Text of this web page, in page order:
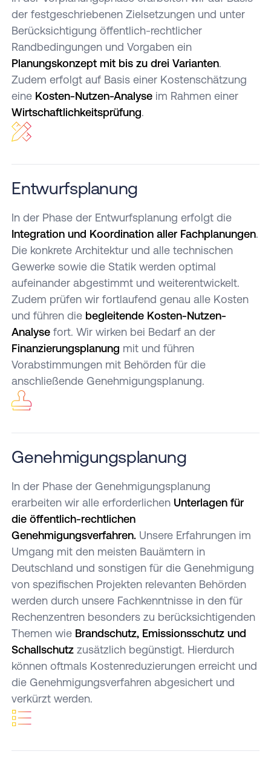
der festgeschriebenen Zielsetzungen und unter
Berücksichtigung öffentlich-rechtlicher
Randbedingungen und Vorgaben ein
Planungskonzept mit bis zu drei Varianten.
Zudem erfolgt auf Basis einer Kostenschätzung
eine Kosten-Nutzen-Analyse im Rahmen einer
Wirtschaftlichkeitsprüfung.
Entwurfsplanung
In der Phase der Entwurfsplanung erfolgt die
Integration und Koordination aller Fachplanungen.
Die konkrete Architektur und alle technischen
Gewerke sowie die Statik werden optimal
aufeinander abgestimmt und weiterentwickelt.
Zudem prüfen wir fortlaufend genau alle Kosten
und führen die begleitende Kosten-Nutzen-
Analyse fort. Wir wirken bei Bedarf an der
Finanzierungsplanung mit und führen
Vorabstimmungen mit Behörden für die
anschließende Genehmigungsplanung.
Genehmigungsplanung
In der Phase der Genehmigungsplanung
erarbeiten wir alle erforderlichen Unterlagen für
die öffentlich-rechtlichen
Genehmigungsverfahren. Unsere Erfahrungen im
Umgang mit den meisten Bauämtern in
Deutschland und sonstigen für die Genehmigung
von spezifischen Projekten relevanten Behörden
werden durch unsere Fachkenntnisse in den für
Rechenzentren besonders zu berücksichtigenden
Themen wie Brandschutz, Emissionsschutz und
Schallschutz zusätzlich begünstigt. Hierdurch
können oftmals Kostenreduzierungen erreicht und
die Genehmigungsverfahren abgesichert und
verkürzt werden.